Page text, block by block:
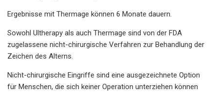
Ergebnisse mit Thermage können 6 Monate dauern.
Sowohl Ultherapy als auch Thermage sind von der FDA
zugelassene nicht-chirurgische Verfahren zur Behandlung der
Zeichen des Alterns.
Nicht-chirurgische Eingriffe sind eine ausgezeichnete Option
für Menschen, die sich keiner Operation unterziehen können